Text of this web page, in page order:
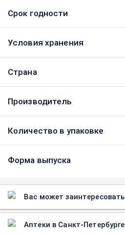
Срок годности
Условия хранения
Страна
Производитель
Количество в упаковке
Форма выпуска
Вас может заинтересовать
Аптеки в Санкт-Петербурге